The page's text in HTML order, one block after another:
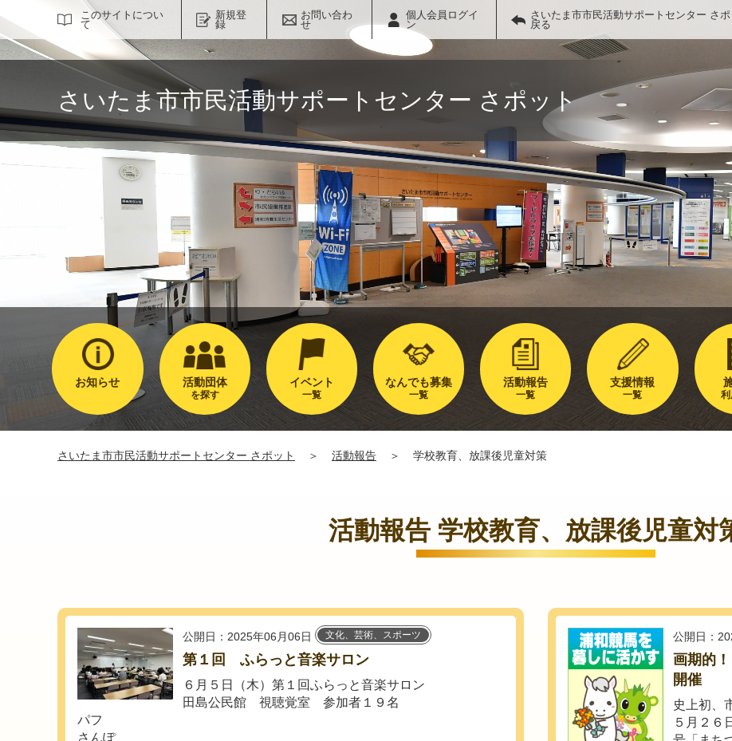
このサイトについ
て
新規登
録
お問い合わ
せ
個人会員ログイ
ン
さいたま市市民活動サポートセンター さ
戻る
さいたま市市民活動サポートセンター さポット
お知らせ 活動団体
を探す
イベント
一覧
なんでも募集
一覧
活動報告
一覧
支援情報
一覧 利
さいたま市市民活動サポートセンター さポット ＞ 活動報告 ＞ 学校教育、放課後児童対策
活動報告 学校教育、放課後児童対
公開日：2025年06月06日 文化、芸術、スポーツ
第１回 ふらっと音楽サロン
６月５日（木）第１回ふらっと音楽サロン
田島公民館 視聴覚室 参加者１９名
パフ
さんぽ
公開日：
画期的
開催
史上初、
５月２６